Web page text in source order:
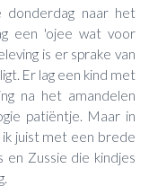
donderdag naar het
een 'ojee wat voor
is er sprake van
Er lag een kind met
na het amandelen
patiëntje. Maar in
juist met een brede
en Zussie die kindjes